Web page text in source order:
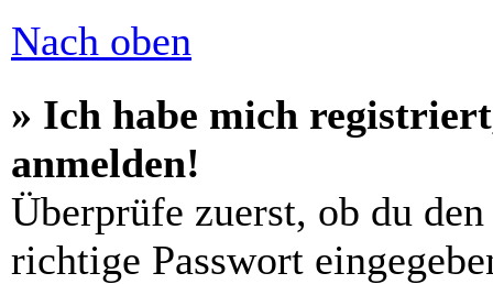
Nach oben
» Ich habe mich
anmelden!
Überprüfe zuerst, ob du
richtige Passwort